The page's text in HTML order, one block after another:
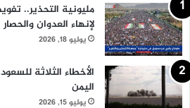
مليونية التحذير..
لإنهاء العدوان والحصار
يوليو 18, 2026
الأخطاء الثلاثة
اليمن
يوليو 15, 2026